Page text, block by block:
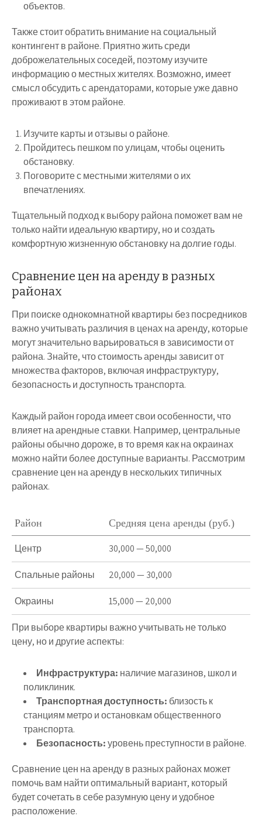
объектов.
Также стоит обратить внимание на социальный
контингент в районе. Приятно жить среди
доброжелательных соседей, поэтому изучите
информацию о местных жителях. Возможно, имеет
смысл обсудить с арендаторами, которые уже давно
проживают в этом районе.
Изучите карты и отзывы о районе.
Пройдитесь пешком по улицам, чтобы оценить
обстановку.
Поговорите с местными жителями о их
впечатлениях.
Тщательный подход к выбору района поможет вам не
только найти идеальную квартиру, но и создать
комфортную жизненную обстановку на долгие годы.
Сравнение цен на аренду в разных
районах
При поиске однокомнатной квартиры без посредников
важно учитывать различия в ценах на аренду, которые
могут значительно варьироваться в зависимости от
района. Знайте, что стоимость аренды зависит от
множества факторов, включая инфраструктуру,
безопасность и доступность транспорта.
Каждый район города имеет свои особенности, что
влияет на арендные ставки. Например, центральные
районы обычно дороже, в то время как на окраинах
можно найти более доступные варианты. Рассмотрим
сравнение цен на аренду в нескольких типичных
районах.
Район Средняя цена аренды (руб.)
Центр 30,000 — 50,000
Спальные районы 20,000 — 30,000
Окраины 15,000 — 20,000
При выборе квартиры важно учитывать не только
цену, но и другие аспекты:
Инфраструктура: наличие магазинов, школ и
поликлиник.
Транспортная доступность: близость к
станциям метро и остановкам общественного
транспорта.
Безопасность:уровень преступности в районе.
Сравнение цен на аренду в разных районах может
помочь вам найти оптимальный вариант, который
будет сочетать в себе разумную цену и удобное
расположение.